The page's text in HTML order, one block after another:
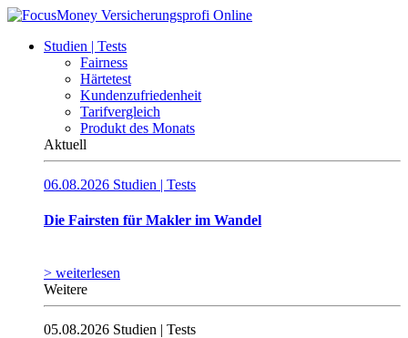
Studien | Tests
Fairness
Härtetest
Kundenzufriedenheit
Tarifvergleich
Produkt des Monats
Aktuell
06.08.2026 Studien | Tests
Die Fairsten für Makler im Wandel
> weiterlesen
Weitere
05.08.2026 Studien | Tests